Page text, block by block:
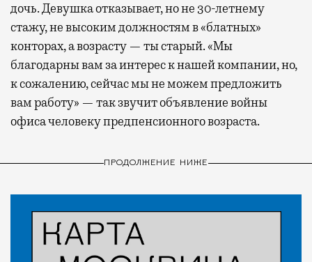
дочь. Девушка отказывает, но не 30-летнему
стажу, не высоким должностям в «блатных»
конторах, а возрасту — ты старый. «Мы
благодарны вам за интерес к нашей компании, но,
к сожалению, сейчас мы не можем предложить
вам работу» — так звучит объявление войны
офиса человеку предпенсионного возраста.
ПРОДОЛЖЕНИЕ НИЖЕ